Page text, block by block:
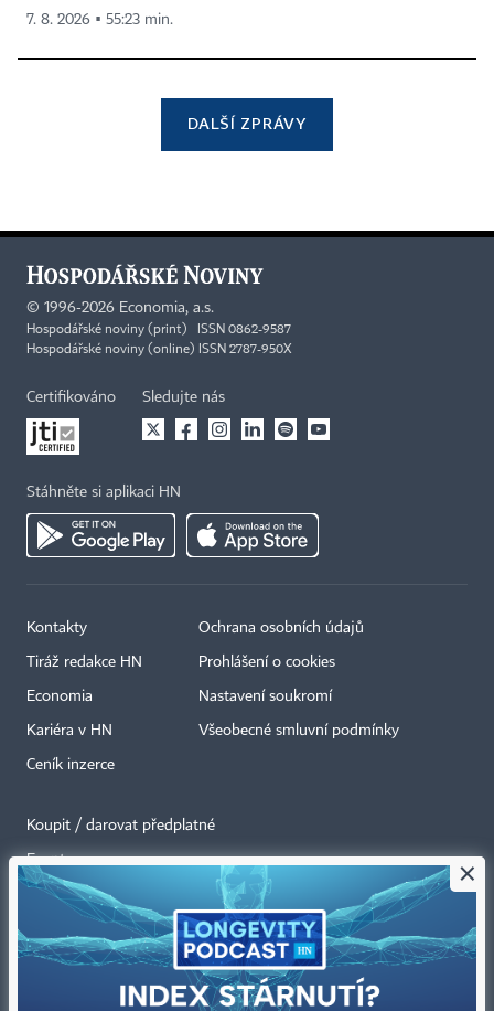
7. 8. 2026 ▪ 55:23 min.
DALŠÍ ZPRÁVY
© 1996-2026 Economia, a.s.
Hospodářské noviny (print) ISSN 0862-9587
Hospodářské noviny (online) ISSN 2787-950X
Certifikováno Sledujte nás
Stáhněte si aplikaci HN
Kontakty
Tiráž redakce HN
Economia
Kariéra v HN
Ceník inzerce
Ochrana osobních údajů
Prohlášení o cookies
Nastavení soukromí
Všeobecné smluvní podmínky
Koupit / darovat předplatné
Eventy
Newslettery
×